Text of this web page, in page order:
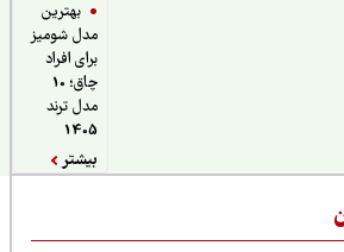
بهترین
مدل شومیز
برای افراد
چاق؛ 10
مدل ترند